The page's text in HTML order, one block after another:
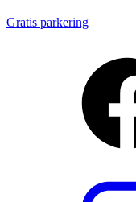
Gratis parkering